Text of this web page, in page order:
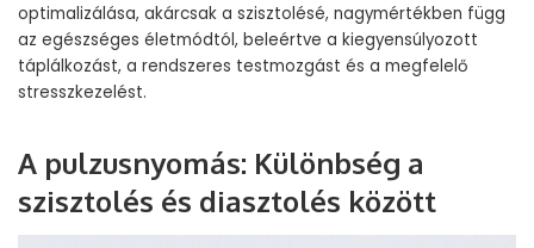
optimalizálása, akárcsak a szisztolésé, nagymértékben függ
az egészséges életmódtól, beleértve a kiegyensúlyozott
táplálkozást, a rendszeres testmozgást és a megfelelő
stresszkezelést.
A pulzusnyomás: Különbség a
szisztolés és diasztolés között